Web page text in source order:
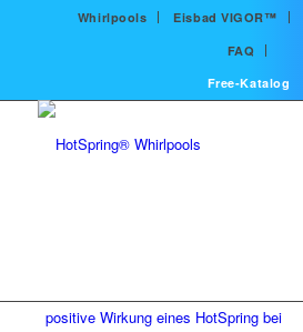
Whirlpools Eisbad VIGOR™
FAQ
Free-Katalog
positive Wirkung eines HotSpring bei